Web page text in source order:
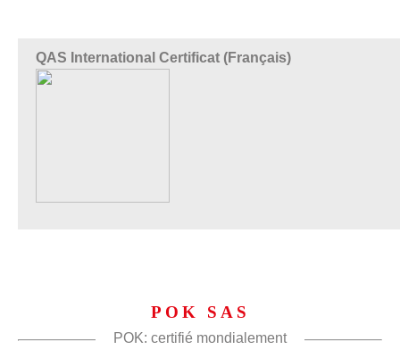
QAS International Certificat (Français)
POK SAS
POK: certifié mondialement